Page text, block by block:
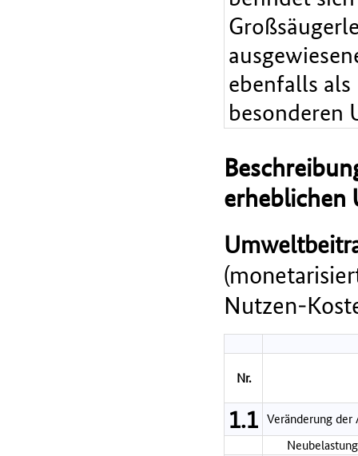
ebenfalls
besonderen
erheblichen
Nutzen-
Nr.
1.1 Veränderung